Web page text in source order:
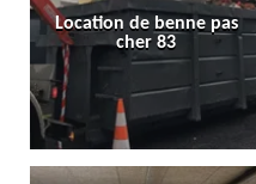
Location de benne pas
cher 83